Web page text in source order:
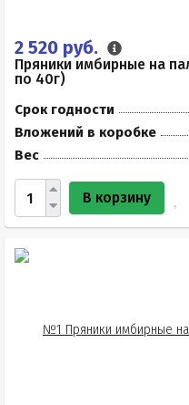
2 520 руб.
Пряники имбирные на
по 40г)
Срок годности
Вложений в коробке
Вес
В корзину